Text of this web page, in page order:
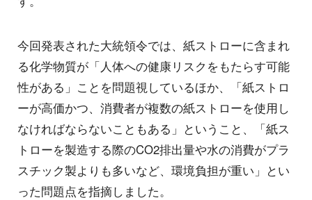
今回発表された大統領令では、紙ストローに含まれ
る化学物質が「人体への健康リスクをもたらす可能
性がある」ことを問題視しているほか、「紙ストロ
ーが高価かつ、消費者が複数の紙ストローを使用し
なければならないこともある」ということ、「紙ス
トローを製造する際のCO2排出量や水の消費がプラ
スチック製よりも多いなど、環境負担が重い」とい
った問題点を指摘しました。